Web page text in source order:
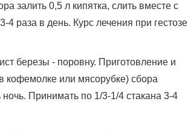
залить 0,5 л кипятка, слить вместе с
4 раза в день. Курс лечения при гестозе
березы - поровну. Приготовление и
кофемолке или мясорубке) сбора
ночь. Принимать по 1/3-1/4 стакана 3-4